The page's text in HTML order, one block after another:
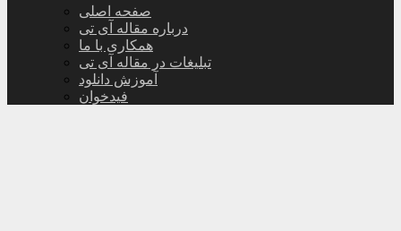
صفحه اصلی
درباره مقاله آی تی
همکاری با ما
تبلیغات در مقاله آی تی
آموزش دانلود
فیدخوان